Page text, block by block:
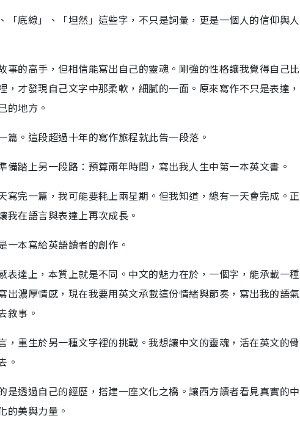
「底線」、「坦然」這些字，不只是詞彙，更是一個人的信仰與
事的高手，但相信能寫出自己的靈魂。剛強的性格讓我覺得自己
，才發現自己文字中那柔軟，細膩的一面。原來寫作不只是表達
的地方。
篇。這段超過十年的寫作旅程就此告一段落。
備踏上另一段路：預算兩年時間，寫出我人生中第一本英文書。
寫完一篇，我可能要耗上兩星期。但我知道，總有一天會完成。
我在語言與表達上再次成長。
一本寫給英語讀者的創作。
表達上，本質上就是不同。中文的魅力在於，一個字，能𠄘載一
出濃厚情感，現在我要用英文承載這份情緒與節奏，寫出我的語
敘事。
，重生於另一種文字裡的挑戰。我想讓中文的靈魂，活在英文的
。
是透過自己的經歷，搭建一座文化之橋。讓西方讀者看見真實的
的美與力量。